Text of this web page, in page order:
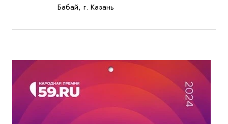
Бабай, г. Казань